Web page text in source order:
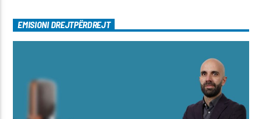
EMISIONI DREJTPËRDREJT